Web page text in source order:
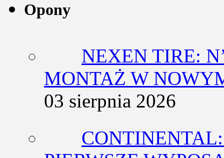
Opony
NEXEN TIRE:
MONTAŻ W
03 sierpnia 2026